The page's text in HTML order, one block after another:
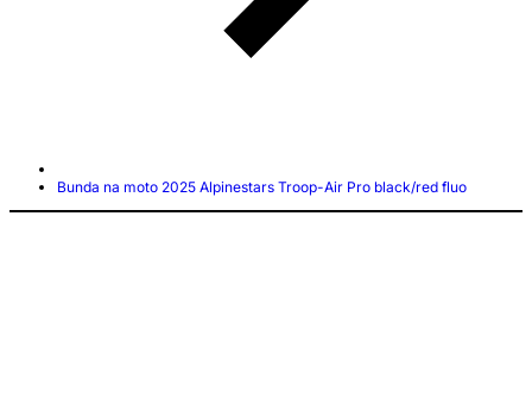
Bunda na moto 2025 Alpinestars Troop-Air Pro black/red fluo